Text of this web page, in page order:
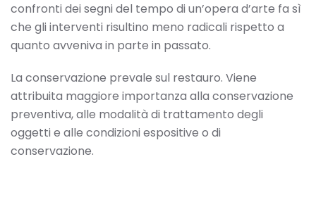
confronti dei segni del tempo di un’opera d’arte fa sì
che gli interventi risultino meno radicali rispetto a
quanto avveniva in parte in passato.
La conservazione prevale sul restauro. Viene
attribuita maggiore importanza alla conservazione
preventiva, alle modalità di trattamento degli
oggetti e alle condizioni espositive o di
conservazione.